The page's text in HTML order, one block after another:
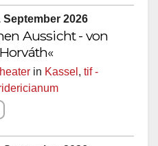
September 2026
Aussicht - von
in Kassel, tif -